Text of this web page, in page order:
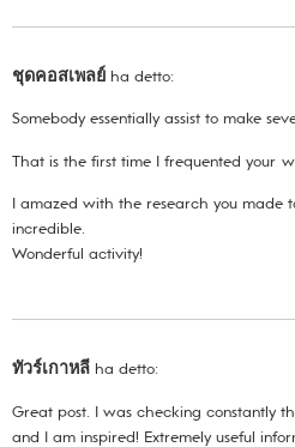
ชุดคอสเพลย์ ha detto:
Somebody essentially assist to make
That is the first time I frequented your
I amazed with the research you made
incredible.
Wonderful activity!
ทัวร์เกาหลี ha detto:
Great post. I was checking constantly
and I am inspired! Extremely useful